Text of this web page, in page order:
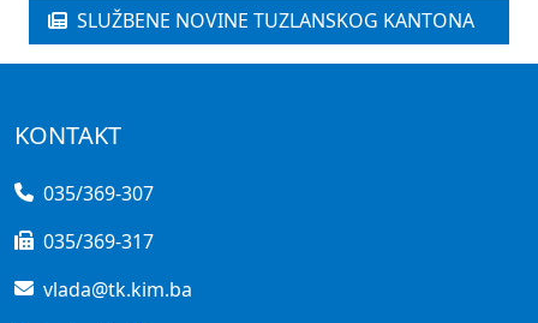
SLUŽBENE NOVINE TUZLANSKOG KANTONA
KONTAKT
035/369-307
035/369-317
vlada@tk.kim.ba